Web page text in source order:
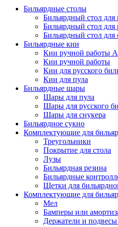
Бильярдные столы
Бильярдный стол для
Бильярдный стол для
Бильярдный стол для
Бильярдные кии
Кии ручной работы
Кии ручной работы
Кии для русского
Кии для пула
Бильярдные шары
Шары для пула
Шары для русского
Шары для снукера
Бильярдное сукно
Комплектующие для
Треугольники
Покрытие для стола
Лузы
Бильярдная резина
Бильярдные
Щетки для
Комплектующие для
Мел
Бамперы или
Держатели и подвесы